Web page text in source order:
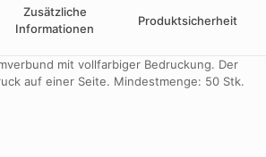
Zusätzliche
Informationen
Produktsicherheit
mit vollfarbiger Bedruckung. Der
auf einer Seite. Mindestmenge: 50 Stk.